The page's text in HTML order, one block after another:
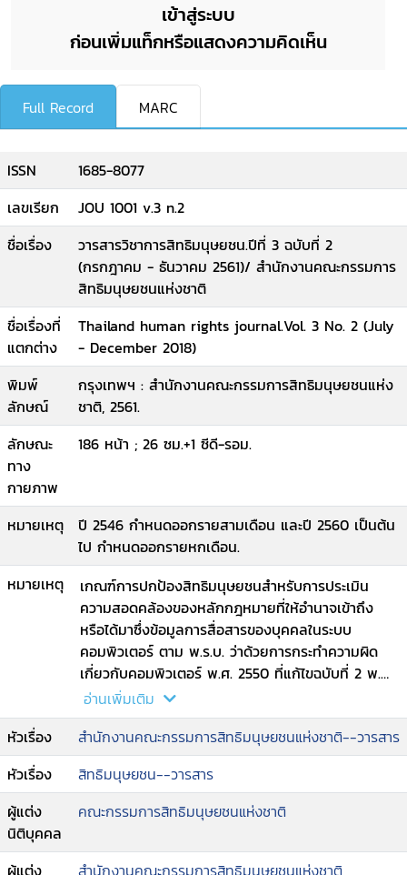
เข้าสู่ระบบ
ก่อนเพิ่มแท็กหรือแสดงความคิดเห็น
Full Record MARC
ISSN
1685-8077
เลขเรียก
JOU 1001 v.3 n.2
ชื่อเรื่อง
วารสารวิชาการสิทธิมนุษยชน.ปีที่ 3 ฉบับที่ 2
(กรกฎาคม - ธันวาคม 2561)/ สำนักงานคณะกรรมการ
สิทธิมนุษยชนแห่งชาติ
ชื่อเรื่องที่
แตกต่าง
Thailand human rights journal.Vol. 3 No. 2 (July
- December 2018)
พิมพ์
ลักษณ์
กรุงเทพฯ : สำนักงานคณะกรรมการสิทธิมนุษยชนแห่ง
ชาติ, 2561.
ลักษณะ
ทาง
กายภาพ
186 หน้า ; 26 ซม.+1 ซีดี-รอม.
หมายเหตุ
ปี 2546 กำหนดออกรายสามเดือน และปี 2560 เป็นต้น
ไป กำหนดออกรายหกเดือน.
หมายเหตุ
เกณฑ์การปกป้องสิทธิมนุษยชนสำหรับการประเมิน
ความสอดคล้องของหลักกฎหมายที่ให้อำนาจเข้าถึง
หรือได้มาซึ่งข้อมูลการสื่อสารของบุคคลในระบบ
คอมพิวเตอร์ ตาม พ.ร.บ. ว่าด้วยการกระทำความผิด
เกี่ยวกับคอมพิวเตอร์ พ.ศ. 2550 ที่แก้ไขฉบับที่ 2 พ.ศ.
2560/ คณาธิป ทองรวีวงศ์
--กติการะหว่างประเทศว่าด้วยสิทธิพลเมืองและสิทธิ
ทางการเมือง (ICCPR) และความผิดฐานละเมิดอำนาจ
ศาลในประเทศไทย/ เอื้ออารีย์ อิ้งจะนิล และคณะ
--การคุ้มครองสิทธิและเสรีภาพของบุคคลกับการรับ
ฟังพยานหลักฐานในกรณีการกันผู้ร่วมกระทำผิดด้วย
กันเป็นพยาน/ จักรพงษ์ วิวัฒน์วานิช
--กรณีศึกษาและจัดทำความเห็นต่อพระราชบัญญัติ
แก้ไขเพิ่มเติมบทบัญญัติแห่งกฎหมายที่เกี่ยวกับความ
อ่านเพิ่มเติม
หัวเรื่อง
สำนักงานคณะกรรมการสิทธิมนุษยชนแห่งชาติ--วารสาร
หัวเรื่อง
สิทธิมนุษยชน--วารสาร
ผู้แต่ง
นิติบุคคล
คณะกรรมการสิทธิมนุษยชนแห่งชาติ
ผู้แต่ง สำนักงานคณะกรรมการสิทธิมนุษยชนแห่งชาติ